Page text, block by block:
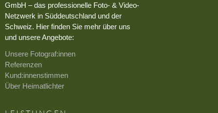
GmbH – das professionelle Foto- & Video-
Netzwerk in Süddeutschland und der
Schweiz. Hier finden Sie mehr über uns
und unsere Angebote:
Unsere Fotograf:innen
Referenzen
Kund:innenstimmen
Über Heimatlichter